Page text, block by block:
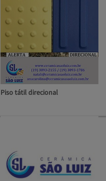
Piso tátil direcional